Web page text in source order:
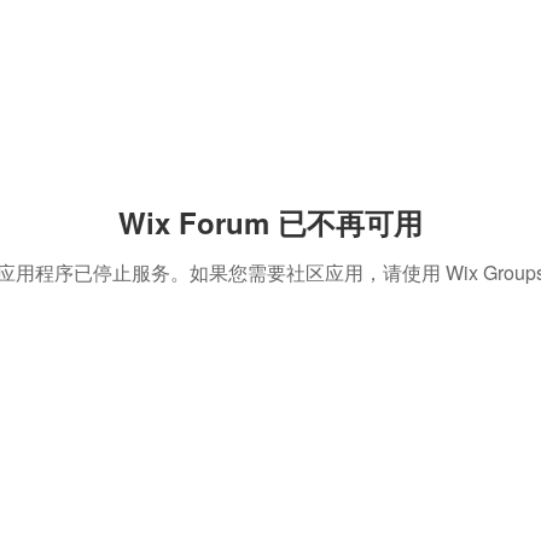
Wix Forum 已不再可用
用程序已停止服务。如果您需要社区应用，请使用 Wix